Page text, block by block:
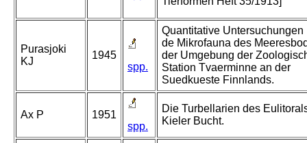
Purasjoki
KJ
1945
spp.
Quantitative Untersuchungen
de Mikrofauna des
der Umgebung der
Station Tvaerminne an der
Suedkueste Finnlands.
Ax P
1951
spp.
Die Turbellarien des
Kieler Bucht.